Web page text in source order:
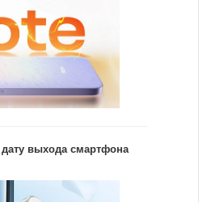
выхода смартфона